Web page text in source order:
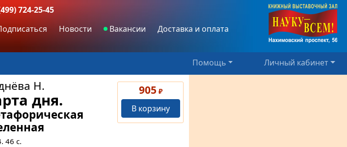
724-25-45
Новости Вакансии
Доставка и оплата
Помощь Личный кабинет
905 ₽
В корзину
Н.
дня.
46 с.